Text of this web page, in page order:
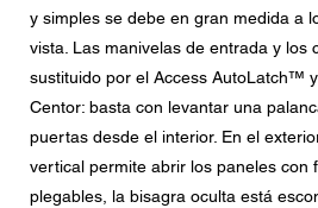
y simples se debe en gran medida a
vista. Las manivelas de entrada y los
sustituido por el Access AutoLatch™
Centor: basta con levantar una
puertas desde el interior. En el
vertical permite abrir los paneles con
plegables, la bisagra oculta está